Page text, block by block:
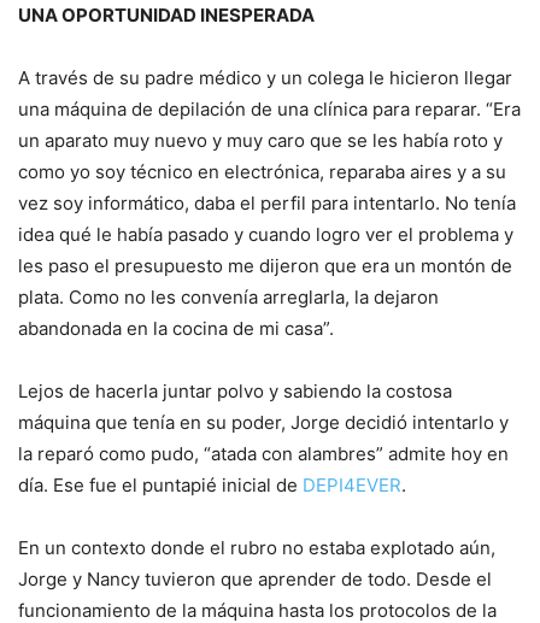
UNA OPORTUNIDAD INESPERADA
A través de su padre médico y un colega le hicieron llegar
una máquina de depilación de una clínica para reparar. “Era
un aparato muy nuevo y muy caro que se les había roto y
como yo soy técnico en electrónica, reparaba aires y a su
vez soy informático, daba el perfil para intentarlo. No tenía
idea qué le había pasado y cuando logro ver el problema y
les paso el presupuesto me dijeron que era un montón de
plata. Como no les convenía arreglarla, la dejaron
abandonada en la cocina de mi casa”.
Lejos de hacerla juntar polvo y sabiendo la costosa
máquina que tenía en su poder, Jorge decidió intentarlo y
la reparó como pudo, “atada con alambres” admite hoy en
día. Ese fue el puntapié inicial de DEPI4EVER.
En un contexto donde el rubro no estaba explotado aún,
Jorge y Nancy tuvieron que aprender de todo. Desde el
funcionamiento de la máquina hasta los protocolos de la